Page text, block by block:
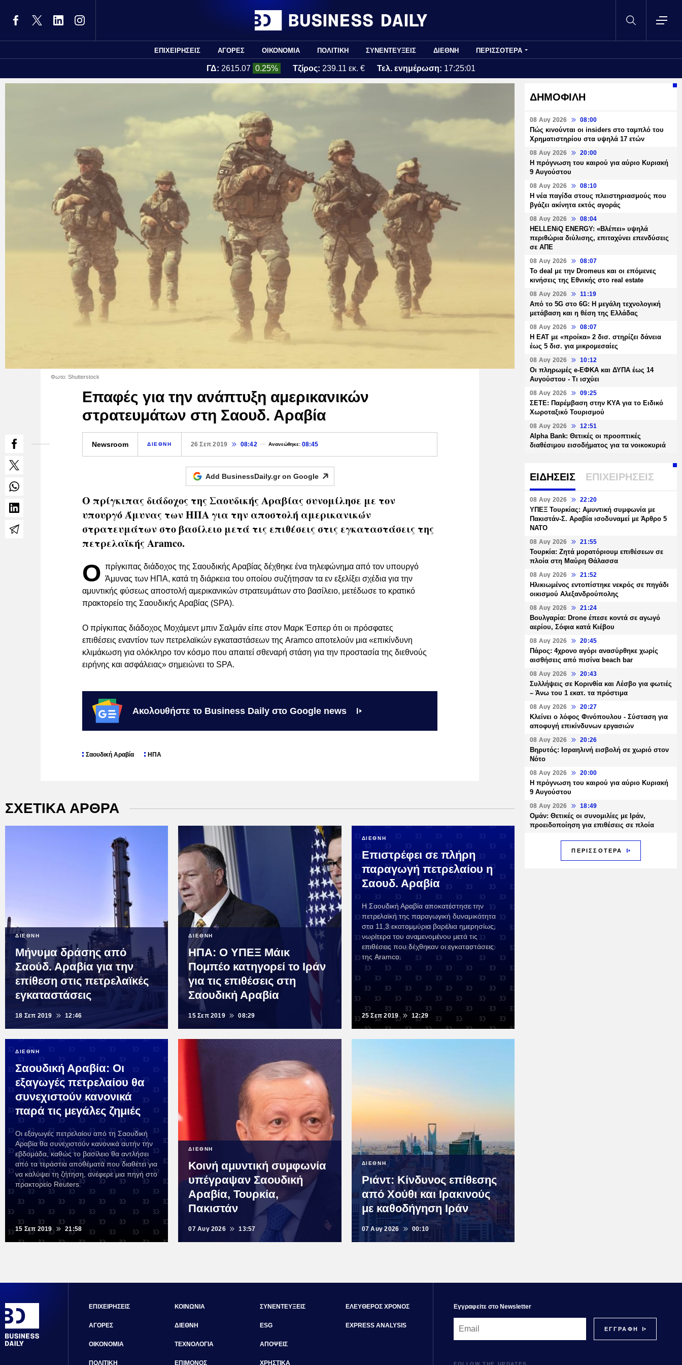
ΕΠΙΧΕΙΡΗΣΕΙΣ ΑΓΟΡΕΣ ΟΙΚΟΝΟΜΙΑ ΠΟΛΙΤΙΚΗ ΣΥΝΕΝΤΕΥΞΕΙΣ ΔΙΕΘΝΗ ΠΕΡΙΣΣΟΤΕΡΑ
ΓΔ: 2615.07 0.25% Τζίρος: 239.11 εκ. € Τελ. ενημέρωση: 17:25:01
Φωτο: Shutterstock
Επαφές για την ανάπτυξη αμερικανικών
στρατευμάτων στη Σαουδ. Αραβία
Newsroom ΔΙΕΘΝΗ 26 Σεπ 2019 08:42 Ανανεώθηκε:08:45
Add BusinessDaily.gr on Google
Ο πρίγκιπας διάδοχος της Σαουδικής Αραβίας συνομίλησε με τον
υπουργό Άμυνας των ΗΠΑ για την αποστολή αμερικανικών
στρατευμάτων στο βασίλειο μετά τις επιθέσεις στις εγκαταστάσεις της
πετρελαϊκής Aramco.
Ο πρίγκιπας διάδοχος της Σαουδικής Αραβίας δέχθηκε ένα τηλεφώνημα από τον υπουργό
Άμυνας των ΗΠΑ, κατά τη διάρκεια του οποίου συζήτησαν τα εν εξελίξει σχέδια για την
αμυντικής φύσεως αποστολή αμερικανικών στρατευμάτων στο βασίλειο, μετέδωσε το κρατικό
πρακτορείο της Σαουδικής Αραβίας (SPA).
Ο πρίγκιπας διάδοχος Μοχάμεντ μπιν Σαλμάν είπε στον Μαρκ Έσπερ ότι οι πρόσφατες
επιθέσεις εναντίον των πετρελαϊκών εγκαταστάσεων της Aramco αποτελούν μια «επικίνδυνη
κλιμάκωση για ολόκληρο τον κόσμο που απαιτεί σθεναρή στάση για την προστασία της διεθνούς
ειρήνης και ασφάλειας» σημειώνει το SPA.
Ακολουθήστε το Business Daily στο Google news
Σαουδική Αραβία ΗΠΑ
ΣΧΕΤΙΚΑ ΑΡΘΡΑ
ΔΙΕΘΝΗ
Μήνυμα δράσης από
Σαούδ. Αραβία για την
επίθεση στις πετρελαϊκές
εγκαταστάσεις
18 Σεπ 2019 12:46
ΔΙΕΘΝΗ
ΗΠΑ: Ο ΥΠΕΞ Μάικ
Πομπέο κατηγορεί το Ιράν
για τις επιθέσεις στη
Σαουδική Αραβία
15 Σεπ 2019 08:29
ΔΙΕΘΝΗ
Επιστρέφει σε πλήρη
παραγωγή πετρελαίου η
Σαουδ. Αραβία
Η Σαουδική Αραβία αποκατέστησε την
πετρελαϊκή της παραγωγική δυναμικότητα
στα 11,3 εκατομμύρια βαρέλια ημερησίως,
νωρίτερα του αναμενομένου μετά τις
επιθέσεις που δέχθηκαν οι εγκαταστάσεις
της Aramco.
25 Σεπ 2019 12:29
ΔΙΕΘΝΗ
Σαουδική Αραβία: Οι
εξαγωγές πετρελαίου θα
συνεχιστούν κανονικά
παρά τις μεγάλες ζημιές
Οι εξαγωγές πετρελαίου από τη Σαουδική
Αραβία θα συνεχιστούν κανονικά αυτήν την
εβδομάδα, καθώς το βασίλειο θα αντλήσει
από τα τεράστια αποθέματά που διαθέτει για
να καλύψει τη ζήτηση, ανέφερε μια πηγή στο
πρακτορείο Reuters.
15 Σεπ 2019 21:58
ΔΙΕΘΝΗ
Κοινή αμυντική συμφωνία
υπέγραψαν Σαουδική
Αραβία, Τουρκία,
Πακιστάν
07 Αυγ 2026 13:57
ΔΙΕΘΝΗ
Ριάντ: Κίνδυνος επίθεσης
από Χούθι και Ιρακινούς
με καθοδήγηση Ιράν
07 Αυγ 2026 00:10
ΔΗΜΟΦΙΛΗ
08 Αυγ 2026 08:00
Πώς κινούνται οι insiders στο ταμπλό του
Χρηματιστηρίου στα υψηλά 17 ετών
08 Αυγ 2026 20:00
Η πρόγνωση του καιρού για αύριο Κυριακή
9 Αυγούστου
08 Αυγ 2026 08:10
Η νέα παγίδα στους πλειστηριασμούς που
βγάζει ακίνητα εκτός αγοράς
08 Αυγ 2026 08:04
HELLENiQ ENERGY: «Βλέπει» υψηλά
περιθώρια διύλισης, επιταχύνει επενδύσεις
σε ΑΠΕ
08 Αυγ 2026 08:07
Το deal με την Dromeus και οι επόμενες
κινήσεις της Εθνικής στο real estate
08 Αυγ 2026 11:19
Από το 5G στο 6G: Η μεγάλη τεχνολογική
μετάβαση και η θέση της Ελλάδας
08 Αυγ 2026 08:07
Η ΕΑΤ με «προίκα» 2 δισ. στηρίζει δάνεια
έως 5 δισ. για μικρομεσαίες
08 Αυγ 2026 10:12
Οι πληρωμές e-ΕΦΚΑ και ΔΥΠΑ έως 14
Αυγούστου - Τι ισχύει
08 Αυγ 2026 09:25
ΣΕΤΕ: Παρέμβαση στην ΚΥΑ για το Ειδικό
Χωροταξικό Τουρισμού
08 Αυγ 2026 12:51
Alpha Bank: Θετικές οι προοπτικές
διαθέσιμου εισοδήματος για τα νοικοκυριά
ΕΙΔΗΣΕΙΣ ΕΠΙΧΕΙΡΗΣΕΙΣ
08 Αυγ 2026 22:20
ΥΠΕΞ Τουρκίας: Αμυντική συμφωνία με
Πακιστάν-Σ. Αραβία ισοδυναμεί με Άρθρο 5
NATO
08 Αυγ 2026 21:55
Τουρκία: Ζητά μορατόριουμ επιθέσεων σε
πλοία στη Μαύρη Θάλασσα
08 Αυγ 2026 21:52
Ηλικιωμένος εντοπίστηκε νεκρός σε πηγάδι
οικισμού Αλεξανδρούπολης
08 Αυγ 2026 21:24
Βουλγαρία: Drone έπεσε κοντά σε αγωγό
αερίου, Σόφια κατά Κιέβου
08 Αυγ 2026 20:45
Πάρος: 4χρονο αγόρι ανασύρθηκε χωρίς
αισθήσεις από πισίνα beach bar
08 Αυγ 2026 20:43
Συλλήψεις σε Κορινθία και Λέσβο για φωτιές
– Άνω του 1 εκατ. τα πρόστιμα
08 Αυγ 2026 20:27
Κλείνει ο λόφος Φινόπουλου - Σύσταση για
αποφυγή επικίνδυνων εργασιών
08 Αυγ 2026 20:26
Βηρυτός: Ισραηλινή εισβολή σε χωριό στον
Νότο
08 Αυγ 2026 20:00
Η πρόγνωση του καιρού για αύριο Κυριακή
9 Αυγούστου
08 Αυγ 2026 18:49
Ομάν: Θετικές οι συνομιλίες με Ιράν,
προειδοποίηση για επιθέσεις σε πλοία
ΠΕΡΙΣΣΟΤΕΡΑ
ΕΠΙΧΕΙΡΗΣΕΙΣ
ΑΓΟΡΕΣ
ΟΙΚΟΝΟΜΙΑ
ΠΟΛΙΤΙΚΗ
ΚΟΙΝΩΝΙΑ
ΔΙΕΘΝΗ
ΤΕΧΝΟΛΟΓΙΑ
ΕΠΙΜΟΝΟΣ
ΣΥΝΕΝΤΕΥΞΕΙΣ
ESG
ΑΠΟΨΕΙΣ
ΧΡΗΣΤΙΚΑ
ΕΛΕΥΘΕΡΟΣ ΧΡΟΝΟΣ
EXPRESS ANALYSIS
Εγγραφεiτε στο Newsletter